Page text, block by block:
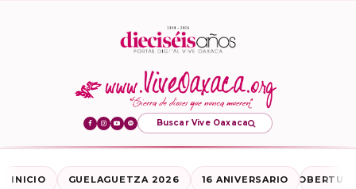
Buscar Vive Oaxaca
INICIO GUELAGUETZA 2026 16 ANIVERSARIO